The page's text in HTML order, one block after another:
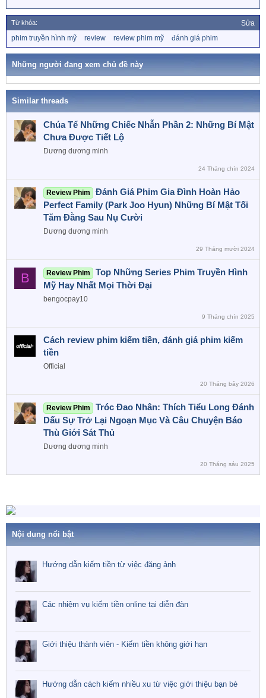
Từ khóa: Sửa
ừ
k
a
phim truyền hình mỹ review review phim mỹ đánh giá phim
Những người đang xem chủ đề này
Similar threads
Chúa Tể Những Chiếc Nhẫn Phần 2: Những Bí Mật
Chưa Được Tiết Lộ
Dương dương minh
24 Tháng chín 2024
Review Phim
Đánh Giá Phim Gia Đình Hoàn Hảo
Perfect Family (Park Joo Hyun) Những Bí Mật Tối
Tăm Đằng Sau Nụ Cười
Dương dương minh
29 Tháng mười 2024
B Review Phim
Top Những Series Phim Truyền Hình
Mỹ Hay Nhất Mọi Thời Đại
bengocpay10
9 Tháng chín 2025
Cách review phim kiếm tiền, đánh giá phim kiếm
tiền
Official
20 Tháng bảy 2026
Review Phim
Tróc Đao Nhân: Thích Tiểu Long Đánh
Dấu Sự Trở Lại Ngoạn Mục Và Câu Chuyện Báo
Thù Giới Sát Thủ
Dương dương minh
20 Tháng sáu 2025
Nội dung nổi bật
Hướng dẫn kiếm tiền từ việc đăng ảnh
Các nhiệm vụ kiếm tiền online tại diễn đàn
Giới thiệu thành viên - Kiếm tiền không giới hạn
Hướng dẫn cách kiếm nhiều xu từ việc giới thiệu bạn bè